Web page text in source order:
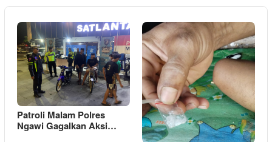
Patroli Malam Polres
Ngawi Gagalkan Aksi…